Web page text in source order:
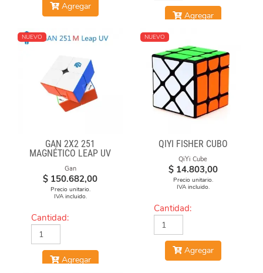
Agregar
Agregar
NUEVO
GAN 2X2 251
MAGNÉTICO LEAP UV
Gan
$ 150.682,00
Precio unitario.
IVA incluido.
Cantidad:
Agregar
NUEVO
QIYI FISHER CUBO
QiYi Cube
$ 14.803,00
Precio unitario.
IVA incluido.
Cantidad:
Agregar